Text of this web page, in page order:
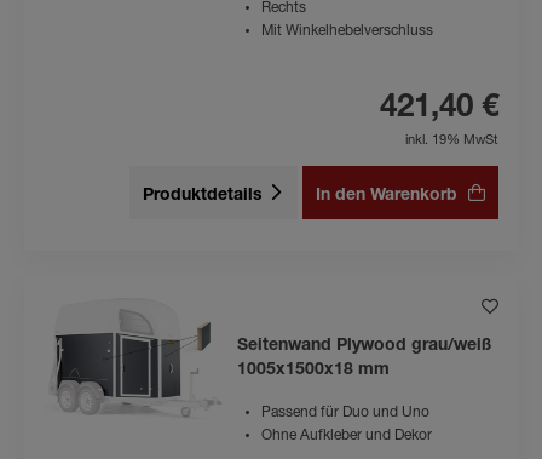
Rechts
Mit Winkelhebelverschluss
421,40 €
inkl. 19% MwSt
Produktdetails In den Warenkorb
Seitenwand Plywood grau/weiß
1005x1500x18 mm
Passend für Duo und Uno
Ohne Aufkleber und Dekor